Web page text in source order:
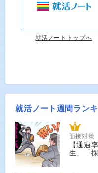
就活ノートトップへ
就活ノート週間ラン
面接対策
【通過
生」「